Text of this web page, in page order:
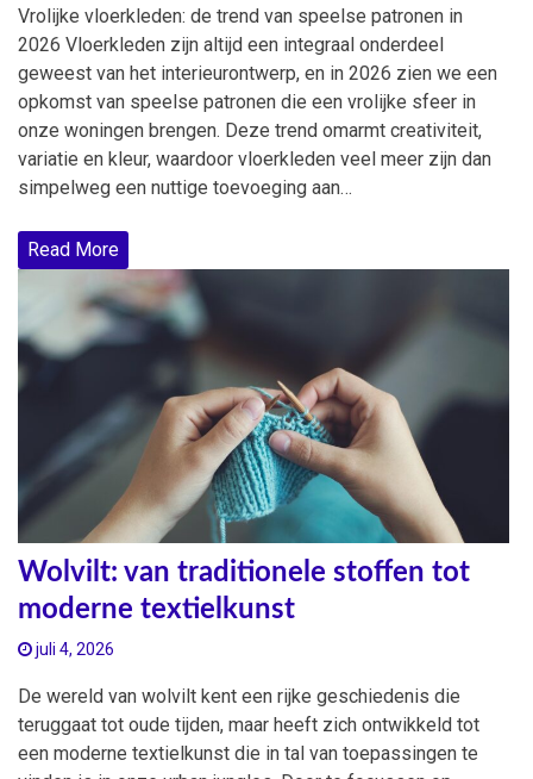
Vrolijke vloerkleden: de trend van speelse patronen in
2026 Vloerkleden zijn altijd een integraal onderdeel
geweest van het interieurontwerp, en in 2026 zien we een
opkomst van speelse patronen die een vrolijke sfeer in
onze woningen brengen. Deze trend omarmt creativiteit,
variatie en kleur, waardoor vloerkleden veel meer zijn dan
simpelweg een nuttige toevoeging aan…
Read More
Wolvilt: van traditionele stoffen tot
moderne textielkunst
juli 4, 2026
De wereld van wolvilt kent een rijke geschiedenis die
teruggaat tot oude tijden, maar heeft zich ontwikkeld tot
een moderne textielkunst die in tal van toepassingen te